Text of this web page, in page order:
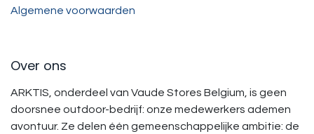
Algemene voorwaarden
Over ons
ARKTIS, onderdeel van Vaude Stores Belgium, is geen
doorsnee outdoor-bedrijf: onze medewerkers ademen
avontuur. Ze delen één gemeenschappelijke ambitie: de